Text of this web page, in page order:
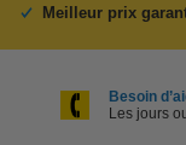
Meilleur prix
Besoin
Les jours